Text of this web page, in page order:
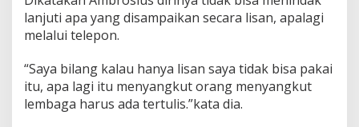
lanjuti apa yang disampaikan secara lisan, apalagi
melalui telepon.
“Saya bilang kalau hanya lisan saya tidak bisa pakai
itu, apa lagi itu menyangkut orang menyangkut
lembaga harus ada tertulis.”kata dia.